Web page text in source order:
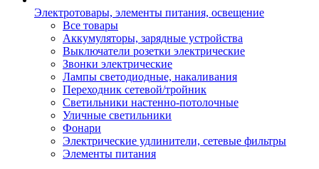
Электротовары, элементы питания, освещение
Все товары
Аккумуляторы, зарядные устройства
Выключатели розетки электрические
Звонки электрические
Лампы светодиодные, накаливания
Переходник сетевой/тройник
Светильники настенно-потолочные
Уличные светильники
Фонари
Электрические удлинители, сетевые фильтры
Элементы питания